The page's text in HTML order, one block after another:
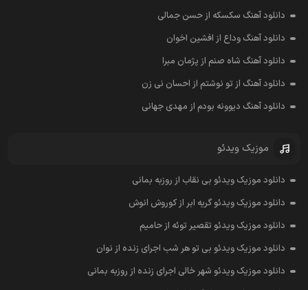
دانلود آهنگ سکسکه از حسن جمالی
دانلود آهنگ وداع از افشين اخوان
دانلود آهنگ شاه صنم از پژمان مبرا
دانلود آهنگ از تو نوشتم از احسان نی زن
دانلود آهنگ دیوونه بودم از مهدی جهانی
موزیک ویدئو
دانلود موزیک ویدئو بی نقاب از روزبه بمانی
دانلود موزیک ویدئو گریه ابر از کوروش انوش
دانلود موزیک ویدئو تقصیر توئه از حامیم
دانلود موزیک ویدئو بی تو هر شب اجرای زنده از نوان
دانلود موزیک ویدئو شهر خالی اجرای زنده از روزبه بمانی